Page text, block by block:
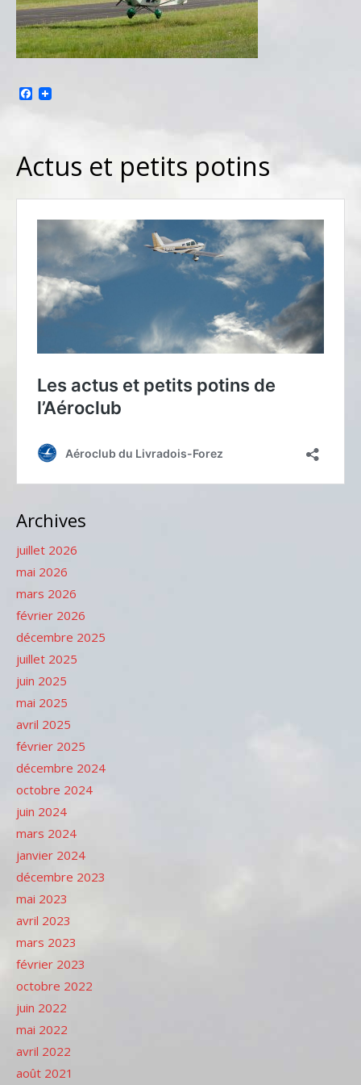
Facebook
Actus et petits potins
Archives
juillet 2026
mai 2026
mars 2026
février 2026
décembre 2025
juillet 2025
juin 2025
mai 2025
avril 2025
février 2025
décembre 2024
octobre 2024
juin 2024
mars 2024
janvier 2024
décembre 2023
mai 2023
avril 2023
mars 2023
février 2023
octobre 2022
juin 2022
mai 2022
avril 2022
août 2021